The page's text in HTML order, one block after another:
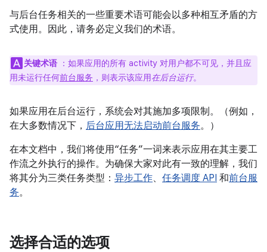
与后台任务相关的一些重要术语可能会以多种相互矛盾的方
式使用。因此，请务必定义我们的术语。
关键术语 ：如果应用的所有 activity 对用户都不可见，并且应
用未运行任何前台服务 ，则表示该应用在后台运行。
如果应用在后台运行，系统会对其施加多项限制。（例如，
在大多数情况下， 后台应用无法启动前台服务。）
在本文档中，我们将使用“任务”一词来表示应用在其主要工
作流之外执行的操作。为确保大家对此有一致的理解，我们
将其分为三类任务类型： 异步工作、 任务调度 API 和前台服
务。
选择合适的选项